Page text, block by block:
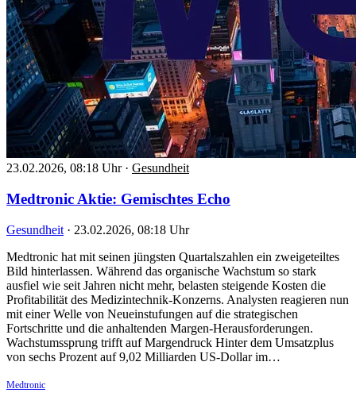
23.02.2026, 08:18 Uhr · Gesundheit
Medtronic Aktie: Gemischtes Echo
Gesundheit · 23.02.2026, 08:18 Uhr
Medtronic hat mit seinen jüngsten Quartalszahlen ein zweigeteiltes
Bild hinterlassen. Während das organische Wachstum so stark
ausfiel wie seit Jahren nicht mehr, belasten steigende Kosten die
Profitabilität des Medizintechnik-Konzerns. Analysten reagieren nun
mit einer Welle von Neueinstufungen auf die strategischen
Fortschritte und die anhaltenden Margen-Herausforderungen.
Wachstumssprung trifft auf Margendruck Hinter dem Umsatzplus
von sechs Prozent auf 9,02 Milliarden US-Dollar im…
Medtronic